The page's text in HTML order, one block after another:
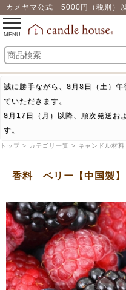
カメヤマ公式 5000円（税別）以
toggle
navigation
MENU
誠に勝手ながら、8月8日（土）
ていただきます。
8月17日（月）以降、順次発送お
す。
トップ > カテゴリ一覧 > キャンドル材
香料 ベリー【中国製】